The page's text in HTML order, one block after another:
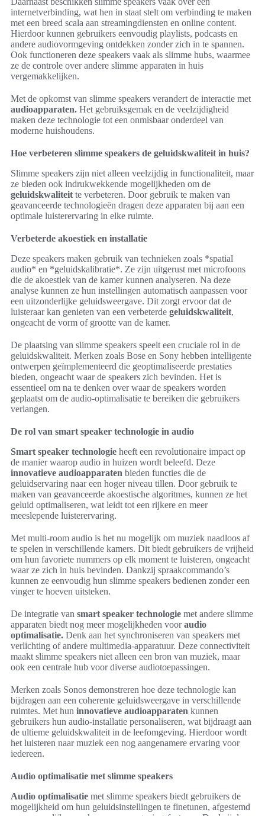
internetverbinding, wat hen in staat stelt om verbinding te maken
met een breed scala aan streamingdiensten en online content.
Hierdoor kunnen gebruikers eenvoudig playlists, podcasts en
andere audiovormgeving ontdekken zonder zich in te spannen.
Ook functioneren deze speakers vaak als slimme hubs, waarmee
ze de controle over andere slimme apparaten in huis
vergemakkelijken.
Met de opkomst van slimme speakers verandert de interactie met
audioapparaten. Het gebruiksgemak en de veelzijdigheid
maken deze technologie tot een onmisbaar onderdeel van
moderne huishoudens.
Hoe verbeteren slimme speakers de geluidskwaliteit in huis?
Slimme speakers zijn niet alleen veelzijdig in functionaliteit, maar
ze bieden ook indrukwekkende mogelijkheden om de
geluidskwaliteit te verbeteren. Door gebruik te maken van
geavanceerde technologieën dragen deze apparaten bij aan een
optimale luisterervaring in elke ruimte.
Verbeterde akoestiek en installatie
Deze speakers maken gebruik van technieken zoals *spatial
audio* en *geluidskalibratie*. Ze zijn uitgerust met microfoons
die de akoestiek van de kamer kunnen analyseren. Na deze
analyse kunnen ze hun instellingen automatisch aanpassen voor
een uitzonderlijke geluidsweergave. Dit zorgt ervoor dat de
luisteraar kan genieten van een verbeterde geluidskwaliteit,
ongeacht de vorm of grootte van de kamer.
De plaatsing van slimme speakers speelt een cruciale rol in de
geluidskwaliteit. Merken zoals Bose en Sony hebben intelligente
ontwerpen geïmplementeerd die geoptimaliseerde prestaties
bieden, ongeacht waar de speakers zich bevinden. Het is
essentieel om na te denken over waar de speakers worden
geplaatst om de audio-optimalisatie te bereiken die gebruikers
verlangen.
De rol van smart speaker technologie in audio
Smart speaker technologie heeft een revolutionaire impact op
de manier waarop audio in huizen wordt beleefd. Deze
innovatieve audioapparaten bieden functies die de
geluidservaring naar een hoger niveau tillen. Door gebruik te
maken van geavanceerde akoestische algoritmes, kunnen ze het
geluid optimaliseren, wat leidt tot een rijkere en meer
meeslepende luisterervaring.
Met multi-room audio is het nu mogelijk om muziek naadloos af
te spelen in verschillende kamers. Dit biedt gebruikers de vrijheid
om hun favoriete nummers op elk moment te luisteren, ongeacht
waar ze zich in huis bevinden. Dankzij spraakcommando’s
kunnen ze eenvoudig hun slimme speakers bedienen zonder een
vinger te hoeven uitsteken.
De integratie van smart speaker technologie met andere slimme
apparaten biedt nog meer mogelijkheden vooraudio
optimalisatie. Denk aan het synchroniseren van speakers met
verlichting of andere multimedia-apparatuur. Deze connectiviteit
maakt slimme speakers niet alleen een bron van muziek, maar
ook een centrale hub voor diverse audiotoepassingen.
Merken zoals Sonos demonstreren hoe deze technologie kan
bijdragen aan een coherente geluidsweergave in verschillende
ruimtes. Met hun innovatieve audioapparaten kunnen
gebruikers hun audio-installatie personaliseren, wat bijdraagt aan
de ultieme geluidskwaliteit in de leefomgeving. Hierdoor wordt
het luisteren naar muziek een nog aangenamere ervaring voor
iedereen.
Audio optimalisatie met slimme speakers
Audio optimalisatie met slimme speakers biedt gebruikers de
mogelijkheid om hun geluidsinstellingen te finetunen, afgestemd